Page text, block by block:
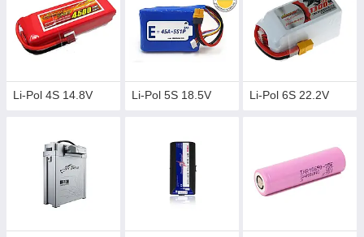
Li-Pol 4S 14.8V Li-Pol 5S 18.5V Li-Pol 6S 22.2V